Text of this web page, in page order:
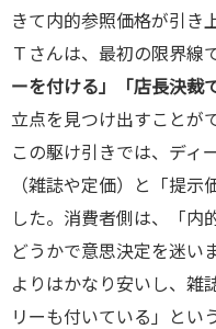
きて内的参照価格が引き
Ｔさんは、最初の限界線
ーを付ける」「店長決裁
立点を見つけ出すことが
この駆け引きでは、ディ
（雑誌や定価）と「提示
した。消費者側は、「内
どうかで意思決定を迷い
よりはかなり安いし、雑
リーも付いている」とい